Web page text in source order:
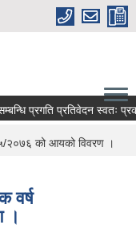
प्रगति प्रतिवेदन स्वतः
२०७६ को आयको विवरण ।
वर्ष
।